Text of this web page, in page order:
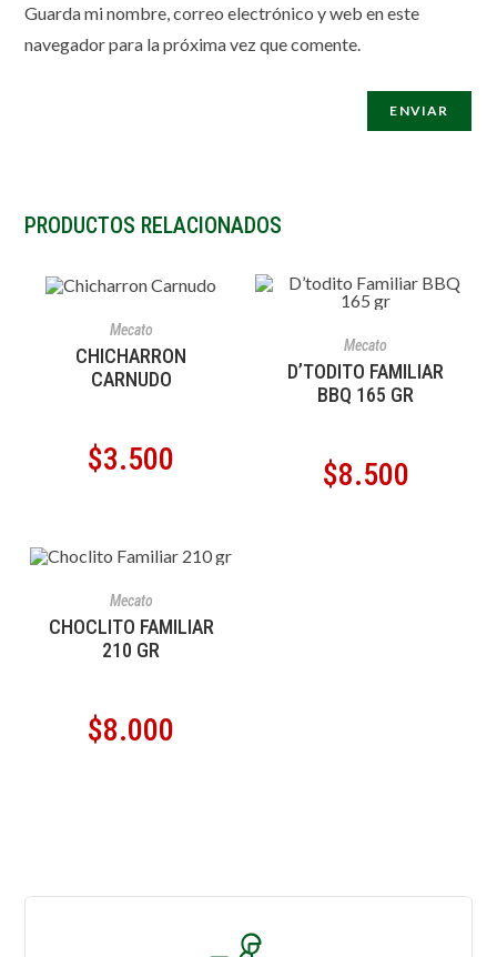
Guarda mi nombre, correo electrónico y web en este
navegador para la próxima vez que comente.
PRODUCTOS RELACIONADOS
Mecato
CHICHARRON
CARNUDO
$3.500
Mecato
D’TODITO FAMILIAR
BBQ 165 GR
$8.500
Mecato
CHOCLITO FAMILIAR
210 GR
$8.000